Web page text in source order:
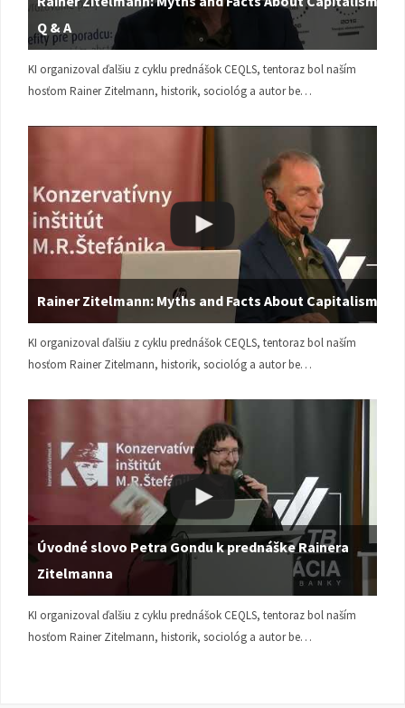
Q & A
KI organizoval ďalšiu z cyklu prednášok CEQLS, tentoraz bol naším
hosťom Rainer Zitelmann, historik, sociológ a autor be…
Rainer Zitelmann: Myths and Facts About Capitalism
KI organizoval ďalšiu z cyklu prednášok CEQLS, tentoraz bol naším
hosťom Rainer Zitelmann, historik, sociológ a autor be…
Úvodné slovo Petra Gondu k prednáške Rainera
Zitelmanna
KI organizoval ďalšiu z cyklu prednášok CEQLS, tentoraz bol naším
hosťom Rainer Zitelmann, historik, sociológ a autor be…